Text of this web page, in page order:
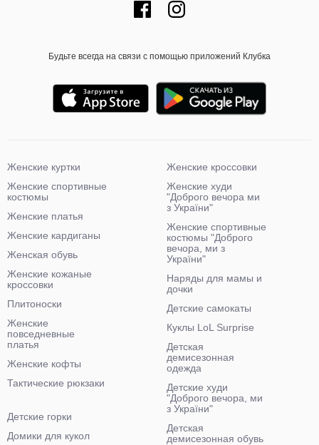
Будьте всегда на связи с помощью приложений Клубка
Женские куртки
Женские спортивные
костюмы
Женские платья
Женские кардиганы
Женская обувь
Женские кожаные
кроссовки
Плитоноски
Женские
повседневные
платья
Женские кофты
Тактические рюкзаки
Женские кроссовки
Женские худи
"Доброго вечора ми
з України"
Женские спортивные
костюмы "Доброго
вечора, ми з
України"
Наряды для мамы и
дочки
Детские самокаты
Куклы LoL Surprise
Детская
демисезонная
одежда
Детские худи
"Доброго вечора, ми
з України"
Детская
демисезонная обувь
Детские горки
Домики для кукол